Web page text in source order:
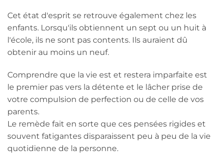
Cet état d'esprit se retrouve également chez les
enfants. Lorsqu'ils obtiennent un sept ou un huit à
l'école, ils ne sont pas contents. Ils auraient dû
obtenir au moins un neuf.
Comprendre que la vie est et restera imparfaite est
le premier pas vers la détente et le lâcher prise de
votre compulsion de perfection ou de celle de vos
parents.
Le remède fait en sorte que ces pensées rigides et
souvent fatigantes disparaissent peu à peu de la vie
quotidienne de la personne.